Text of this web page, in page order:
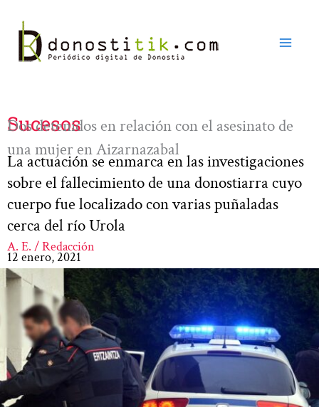
contenido
Sucesos
Dos detenidos en relación con el asesinato de
una mujer en Aizarnazabal
La actuación se enmarca en las investigaciones
sobre el fallecimiento de una donostiarra cuyo
cuerpo fue localizado con varias puñaladas
cerca del río Urola
A. E. / Redacción
12 enero, 2021